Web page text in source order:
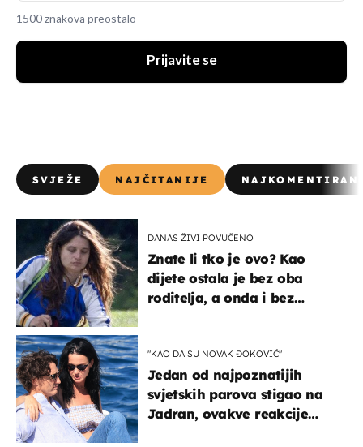
1500 znakova preostalo
Prijavite se
SVJEŽE NAJČITANIJE
DANAS ŽIVI POVUČENO
Znate li tko je ovo? Kao
dijete ostala je bez oba
roditelja, a onda i bez
"KAO DA SU NOVAK ĐOKOVIĆ"
Jedan od najpoznatijih
svjetskih parova stigao na
Jadran, ovakve reakcije